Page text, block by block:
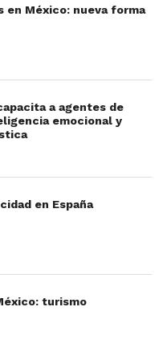
no lujo.
dormir
en México: nueva forma
a agentes de
emocional y
en España
turismo